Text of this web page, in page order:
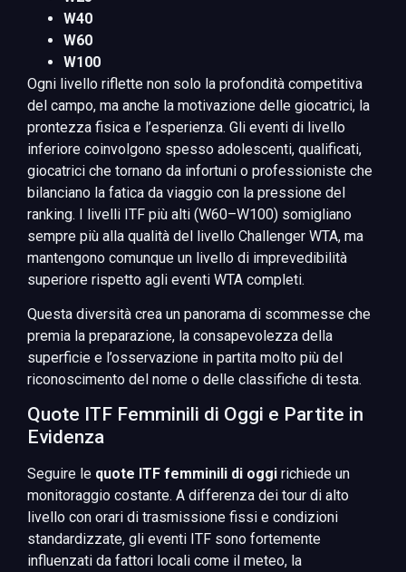
W40
W60
W100
Ogni livello riflette non solo la profondità competitiva
del campo, ma anche la motivazione delle giocatrici, la
prontezza fisica e l’esperienza. Gli eventi di livello
inferiore coinvolgono spesso adolescenti, qualificati,
giocatrici che tornano da infortuni o professioniste che
bilanciano la fatica da viaggio con la pressione del
ranking. I livelli ITF più alti (W60–W100) somigliano
sempre più alla qualità del livello Challenger WTA, ma
mantengono comunque un livello di imprevedibilità
superiore rispetto agli eventi WTA completi.
Questa diversità crea un panorama di scommesse che
premia la preparazione, la consapevolezza della
superficie e l’osservazione in partita molto più del
riconoscimento del nome o delle classifiche di testa.
Quote ITF Femminili di Oggi e Partite in
Evidenza
Seguire le quote ITF femminili di oggi richiede un
monitoraggio costante. A differenza dei tour di alto
livello con orari di trasmissione fissi e condizioni
standardizzate, gli eventi ITF sono fortemente
influenzati da fattori locali come il meteo, la